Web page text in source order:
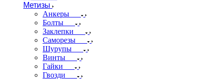
Метизы
Анкеры
Болты
Заклепки
Саморезы
Шурупы
Винты
Гайки
Гвозди